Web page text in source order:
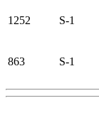
1252 S-1
863 S-1